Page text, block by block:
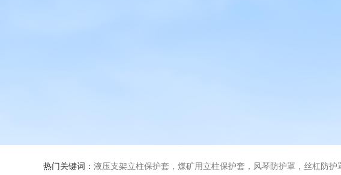
热门关键词： 液压支架立柱保护套，煤矿用立柱保护套，风琴防护罩，丝杠防护